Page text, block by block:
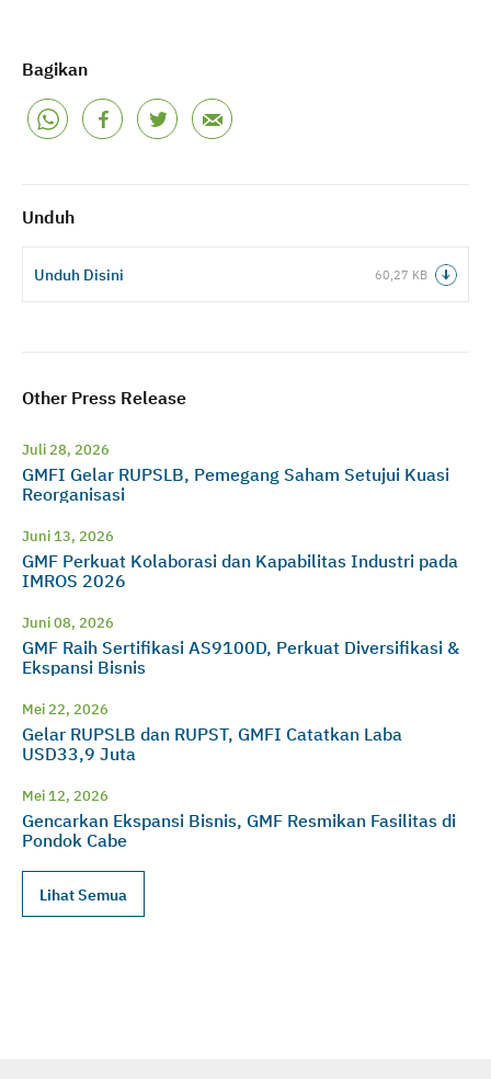
Bagikan
Unduh
Unduh Disini 60,27 KB
Other Press Release
Juli 28, 2026
GMFI Gelar RUPSLB, Pemegang Saham Setujui Kuasi
Reorganisasi
Juni 13, 2026
GMF Perkuat Kolaborasi dan Kapabilitas Industri pada
IMROS 2026
Juni 08, 2026
GMF Raih Sertifikasi AS9100D, Perkuat Diversifikasi &
Ekspansi Bisnis
Mei 22, 2026
Gelar RUPSLB dan RUPST, GMFI Catatkan Laba
USD33,9 Juta
Mei 12, 2026
Gencarkan Ekspansi Bisnis, GMF Resmikan Fasilitas di
Pondok Cabe
Lihat Semua